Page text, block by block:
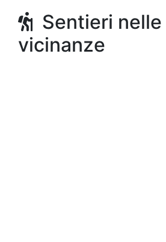
Sentieri nelle
vicinanze